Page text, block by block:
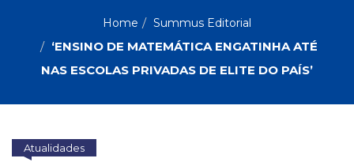
Autoajuda
(95)
Biografias,
Vivências
Ciências
PROFESSORES
Home Summus Editorial
‘ENSINO DE MATEMÁTICA ENGATINHA ATÉ
NAS ESCOLAS PRIVADAS DE ELITE DO PAÍS’
Atualidades